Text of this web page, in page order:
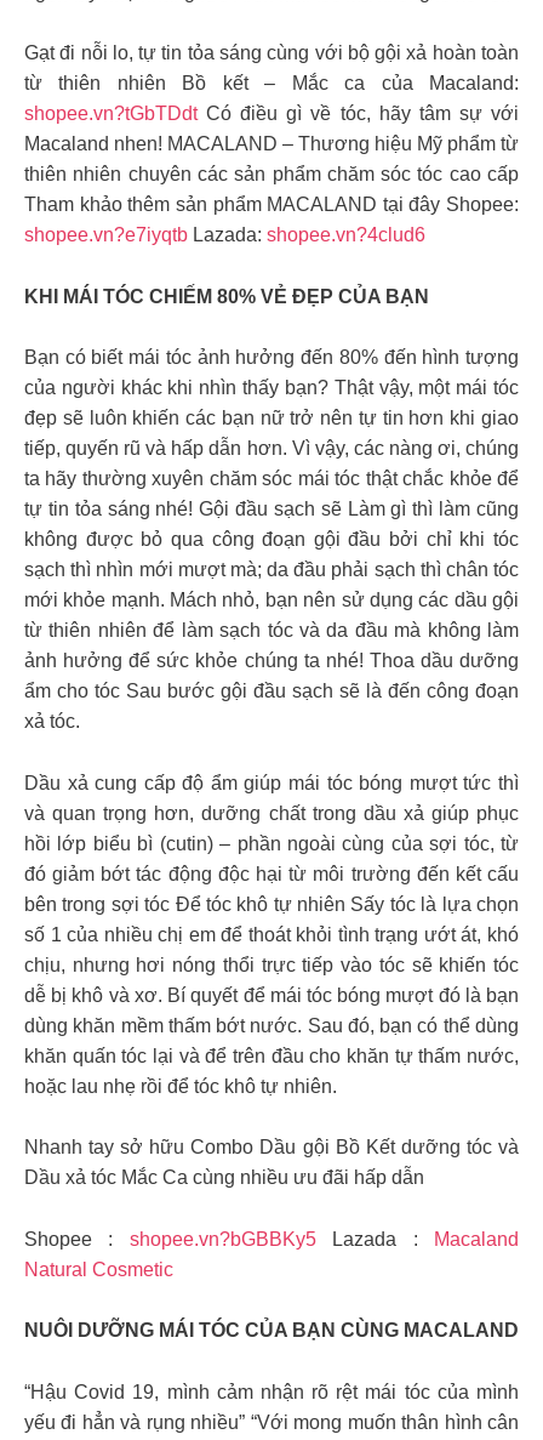
Gạt đi nỗi lo, tự tin tỏa sáng cùng với bộ gội xả hoàn toàn
từ thiên nhiên Bồ kết – Mắc ca của Macaland:
shopee.vn?tGbTDdtCó điều gì về tóc, hãy tâm sự với
Macaland nhen! MACALAND – Thương hiệu Mỹ phẩm từ
thiên nhiên chuyên các sản phẩm chăm sóc tóc cao cấp
Tham khảo thêm sản phẩm MACALAND tại đây Shopee:
shopee.vn?e7iyqtb Lazada: shopee.vn?4clud6
KHI MÁI TÓC CHIẾM 80% VẺ ĐẸP CỦA BẠN
Bạn có biết mái tóc ảnh hưởng đến 80% đến hình tượng
của người khác khi nhìn thấy bạn? Thật vậy, một mái tóc
đẹp sẽ luôn khiến các bạn nữ trở nên tự tin hơn khi giao
tiếp, quyến rũ và hấp dẫn hơn. Vì vậy, các nàng ơi, chúng
ta hãy thường xuyên chăm sóc mái tóc thật chắc khỏe để
tự tin tỏa sáng nhé! Gội đầu sạch sẽ Làm gì thì làm cũng
không được bỏ qua công đoạn gội đầu bởi chỉ khi tóc
sạch thì nhìn mới mượt mà; da đầu phải sạch thì chân tóc
mới khỏe mạnh. Mách nhỏ, bạn nên sử dụng các dầu gội
từ thiên nhiên để làm sạch tóc và da đầu mà không làm
ảnh hưởng để sức khỏe chúng ta nhé! Thoa dầu dưỡng
ẩm cho tóc Sau bước gội đầu sạch sẽ là đến công đoạn
xả tóc.
Dầu xả cung cấp độ ẩm giúp mái tóc bóng mượt tức thì
và quan trọng hơn, dưỡng chất trong dầu xả giúp phục
hồi lớp biểu bì (cutin) – phần ngoài cùng của sợi tóc, từ
đó giảm bớt tác động độc hại từ môi trường đến kết cấu
bên trong sợi tóc Để tóc khô tự nhiên Sấy tóc là lựa chọn
số 1 của nhiều chị em để thoát khỏi tình trạng ướt át, khó
chịu, nhưng hơi nóng thổi trực tiếp vào tóc sẽ khiến tóc
dễ bị khô và xơ. Bí quyết để mái tóc bóng mượt đó là bạn
dùng khăn mềm thấm bớt nước. Sau đó, bạn có thể dùng
khăn quấn tóc lại và để trên đầu cho khăn tự thấm nước,
hoặc lau nhẹ rồi để tóc khô tự nhiên.
Nhanh tay sở hữu Combo Dầu gội Bồ Kết dưỡng tóc và
Dầu xả tóc Mắc Ca cùng nhiều ưu đãi hấp dẫn
Shopee : shopee.vn?bGBBKy5Lazada :
Macaland
Natural Cosmetic
NUÔI DƯỠNG MÁI TÓC CỦA BẠN CÙNG MACALAND
“Hậu Covid 19, mình cảm nhận rõ rệt mái tóc của mình
yếu đi hẳn và rụng nhiều” “Với mong muốn thân hình cân